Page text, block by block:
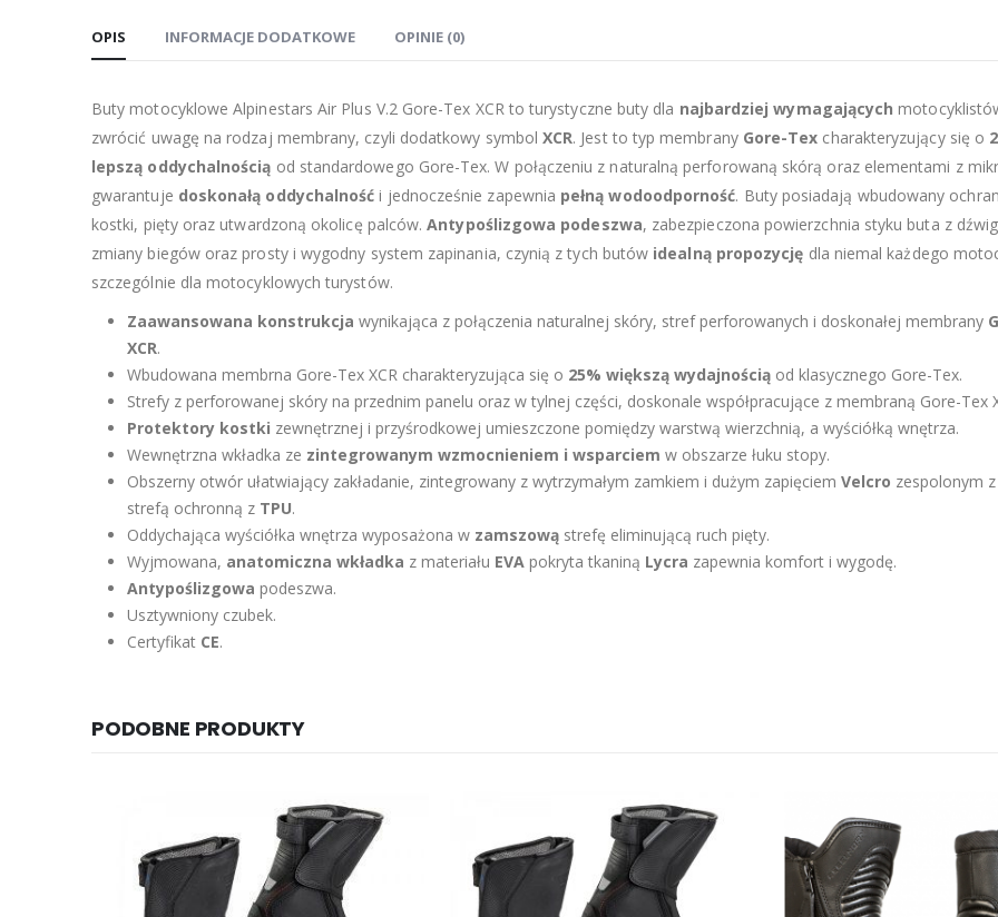
OPIS INFORMACJE DODATKOWE OPINIE (0)
Buty motocyklowe Alpinestars Air Plus V.2 Gore-Tex XCR to turystyczne buty dla najbardziej wymagających
zwrócić uwagę na rodzaj membrany, czyli dodatkowy symbol XCR. Jest to typ membrany Gore-Tex charakteryzujący się o
lepszą oddychalnością od standardowego Gore-Tex. W połączeniu z naturalną perforowaną skórą oraz elementami z
gwarantuje doskonałą oddychalność i jednocześnie zapewnia pełną wodoodporność. Buty posiadają wbudowany
kostki, pięty oraz utwardzoną okolicę palców.Antypoślizgowa podeszwa, zabezpieczona powierzchnia styku buta z
zmiany biegów oraz prosty i wygodny system zapinania, czynią z tych butów idealną propozycję dla niemal każdego
szczególnie dla motocyklowych turystów.
Zaawansowana konstrukcja wynikająca z połączenia naturalnej skóry, stref perforowanych i doskonałej membrany
XCR.
Wbudowana membrna Gore-Tex XCR charakteryzująca się o 25% większą wydajnością od klasycznego Gore-Tex.
Strefy z perforowanej skóry na przednim panelu oraz w tylnej części, doskonale współpracujące z membraną Gore-Tex
Protektory kostki zewnętrznej i przyśrodkowej umieszczone pomiędzy warstwą wierzchnią, a wyściółką wnętrza.
Wewnętrzna wkładka ze zintegrowanym wzmocnieniem i wsparciem w obszarze łuku stopy.
Obszerny otwór ułatwiający zakładanie, zintegrowany z wytrzymałym zamkiem i dużym zapięciem Velcro zespolonym
strefą ochronną z TPU.
Oddychająca wyściółka wnętrza wyposażona w zamszową strefę eliminującą ruch pięty.
Wyjmowana, anatomiczna wkładka z materiału EVA pokryta tkaniną Lycra zapewnia komfort i wygodę.
Antypoślizgowa podeszwa.
Usztywniony czubek.
Certyfikat CE.
PODOBNE PRODUKTY